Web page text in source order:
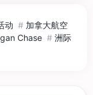
动 # 加拿大航空
Chase # 洲际